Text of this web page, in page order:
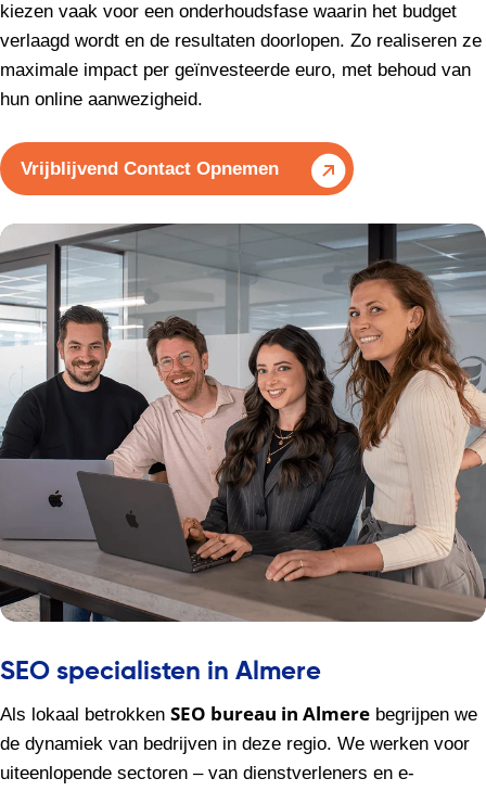
kiezen vaak voor een onderhoudsfase waarin het budget
verlaagd wordt en de resultaten doorlopen. Zo realiseren ze
maximale impact per geïnvesteerde euro, met behoud van
hun online aanwezigheid.
Vrijblijvend Contact Opnemen
SEO specialisten in Almere
Als lokaal betrokken SEO bureau in Almere begrijpen we
de dynamiek van bedrijven in deze regio. We werken voor
uiteenlopende sectoren – van dienstverleners en e-